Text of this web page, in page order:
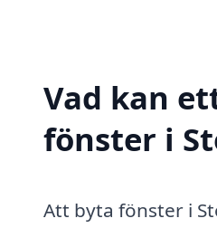
Vad kan
fönster i
Att byta fönster i